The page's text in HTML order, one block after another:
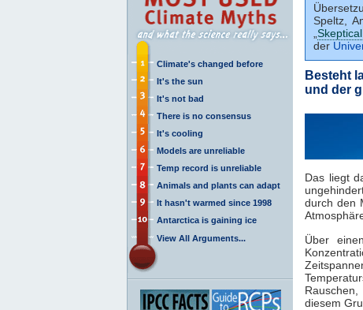
Climate's changed before
It's the sun
It's not bad
There is no consensus
It's cooling
Models are unreliable
Temp record is unreliable
Animals and plants can adapt
It hasn't warmed since 1998
Antarctica is gaining ice
View All Arguments...
Speltz,
der
Besteht
und der
Das liegt
durch den
Über
diesem